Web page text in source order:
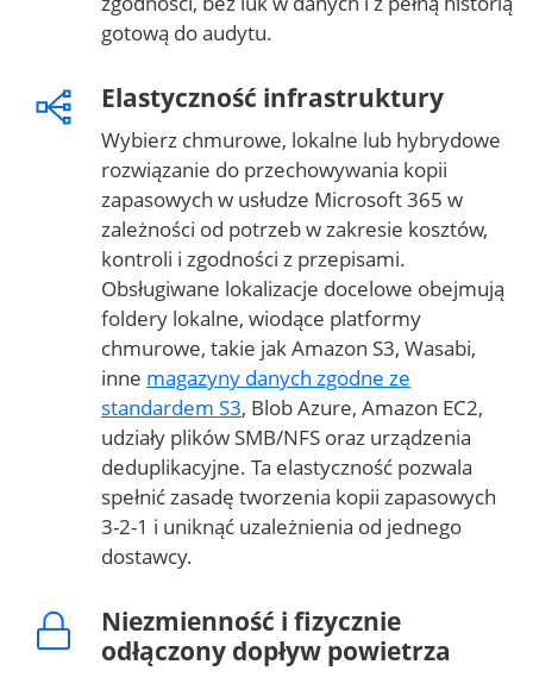
gotową do audytu.
Elastyczność infrastruktury
Wybierz chmurowe, lokalne lub hybrydowe
rozwiązanie do przechowywania kopii
zapasowych w usłudze Microsoft 365 w
zależności od potrzeb w zakresie kosztów,
kontroli i zgodności z przepisami.
Obsługiwane lokalizacje docelowe obejmują
foldery lokalne, wiodące platformy
chmurowe, takie jak Amazon S3, Wasabi,
inne magazyny danych zgodne ze
standardem S3, Blob Azure, Amazon EC2,
udziały plików SMB/NFS oraz urządzenia
deduplikacyjne. Ta elastyczność pozwala
spełnić zasadę tworzenia kopii zapasowych
3-2-1 i uniknąć uzależnienia od jednego
dostawcy.
Niezmienność i fizycznie
odłączony dopływ powietrza